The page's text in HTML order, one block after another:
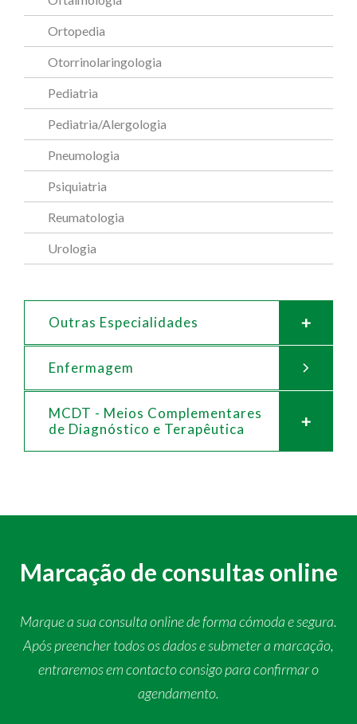
Ortopedia
Otorrinolaringologia
Pediatria
Pediatria/Alergologia
Pneumologia
Psiquiatria
Reumatologia
Urologia
Outras Especialidades
Enfermagem
MCDT - Meios Complementares
de Diagnóstico e Terapêutica
Marcação de consultas online
Marque a sua consulta online de forma cómoda e segura.
Após preencher todos os dados e submeter a marcação,
entraremos em contacto consigo para confirmar o
agendamento.